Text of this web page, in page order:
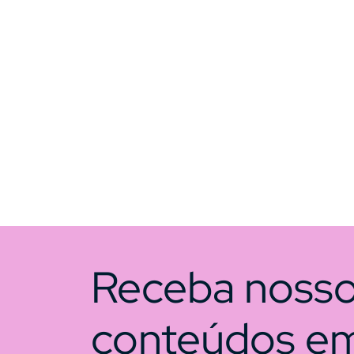
Receba
conteúdos